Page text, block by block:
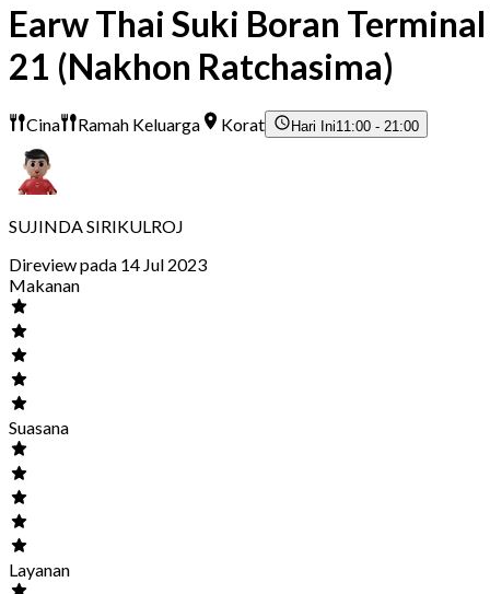
Earw Thai Suki Boran Terminal
21 (Nakhon Ratchasima)
Cina Ramah Keluarga Korat Hari Ini11:00 - 21:00
SUJINDA SIRIKULROJ
Direview pada 14 Jul 2023
Makanan
Suasana
Layanan